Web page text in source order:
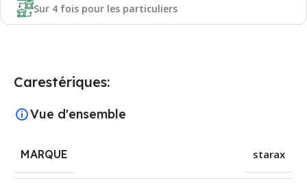
Sur 4 fois pour les particuliers
Carestériques:
Vue d'ensemble
MARQUE starax